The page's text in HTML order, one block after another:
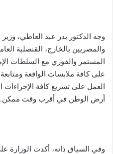
وجه الدكتور بدر عبد العاطي، وزير
والمصريين بالخارج، القنصلية
المستمر والفوري مع السلطات
على كافة ملابسات الواقعة
العمل على تسريع كافة الإجراءات
أرض الوطن في أقرب وقت ممكن.
وفي السياق ذاته، أكدت الوزارة